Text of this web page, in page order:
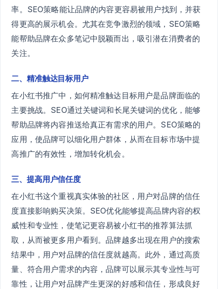
率。SEO策略能让品牌的内容更容易被用户找到，并获
得更高的展示机会。尤其在竞争激烈的领域，SEO策略
能帮助品牌在众多笔记中脱颖而出，吸引潜在消费者的
关注。
二、精准触达目标用户
在小红书推广中，如何精准触达目标用户是品牌面临的
主要挑战。SEO通过关键词和长尾关键词的优化，能够
帮助品牌将内容推送给真正有需求的用户。SEO策略的
应用，使品牌可以细化用户群体，从而在目标市场中提
高推广的有效性，增加转化机会。
三、提高用户信任度
在小红书这个重视真实体验的社区，用户对品牌的信任
度直接影响购买决策。SEO优化能够提高品牌内容的权
威性和专业性，使笔记更容易被小红书的推荐算法抓
取，从而被更多用户看到。品牌越多出现在用户的搜索
结果中，用户对品牌的信任度就越高。此外，通过高质
量、符合用户需求的内容，品牌可以展示其专业性与可
靠性，让用户对品牌产生更深的好感和信任，形成良好